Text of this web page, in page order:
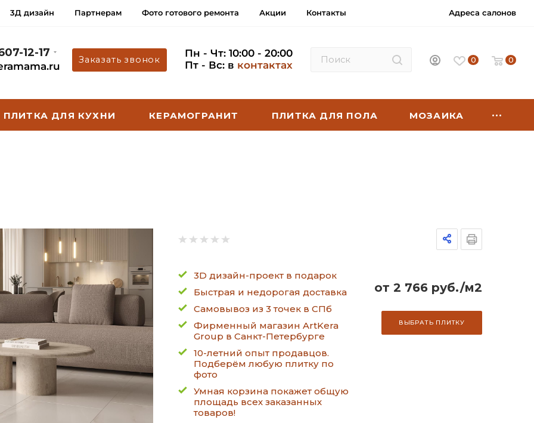
3Д дизайн Партнерам Фото готового ремонта Акции Контакты Адреса салонов
12-17
Заказать звонок
Пн - Чт: 10:00 - 20:00
Пт - Вс: в контактах 0 0
ПЛИТКА ДЛЯ КУХНИ КЕРАМОГРАНИТ ПЛИТКА ДЛЯ ПОЛА МОЗАИКА
3D дизайн-проект в подарок
Быстрая и недорогая доставка
Самовывоз из 3 точек в СПб
Фирменный магазин ArtKera
Group в Санкт-Петербурге
10-летний опыт продавцов.
Подберём любую плитку по
фото
Умная корзина покажет общую
площадь всех заказанных
товаров!
от 2 766 руб./м2
ВЫБРАТЬ ПЛИТКУ